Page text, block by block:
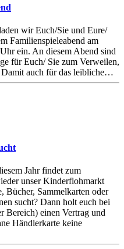
wir Euch/Sie und Eure/
Familienspieleabend am
ein. An diesem Abend sind
für Euch/ Sie zum Verweilen,
auch für das leibliche…
Jahr findet zum
unser Kinderflohmarkt
Bücher, Sammelkarten oder
sucht? Dann holt euch bei
Bereich) einen Vertrag und
Händlerkarte keine